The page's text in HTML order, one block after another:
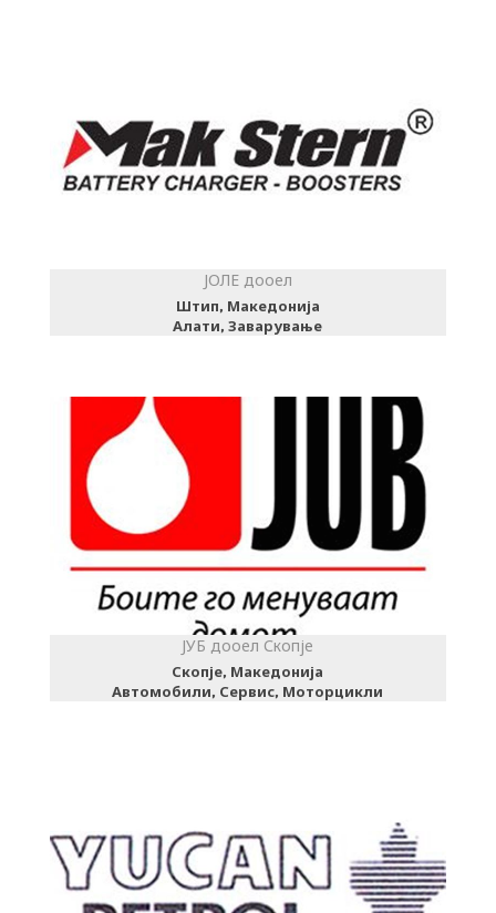
ЈОЛЕ дооел
Штип, Македонија
Алати, Заварување
ЈУБ дооел Скопје
Скопје, Македонија
Автомобили, Сервис, Моторцикли